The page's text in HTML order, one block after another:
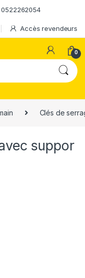
Accès revendeurs
0
Clés de
suppor